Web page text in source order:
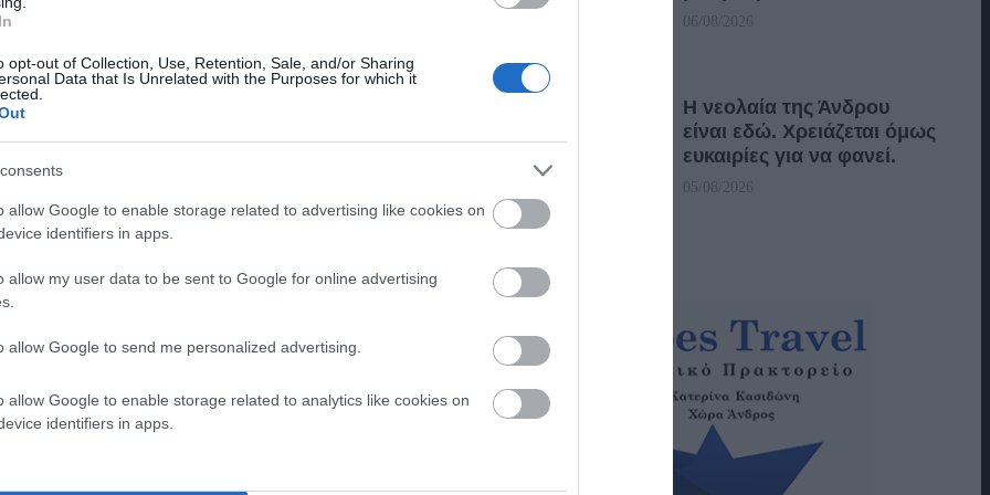
opt-out of Collection, Use, Retention, Sale, and/or Sharing
Data that Is Unrelated with the Purposes for which it
allow Google to enable storage related to advertising like cookies on
identifiers in apps.
allow my user data to be sent to Google for online advertising
allow Google to send me personalized advertising.
allow Google to enable storage related to analytics like cookies on
identifiers in apps.
ΤΗΝ ΠΡΟΣΕΧΗ ΕΒΔΟΜΑΔΑ
11/02/2022) προγραμματίζει ο Δήμος Άνδρου, σε
θα πραγματοποιείται:
το μεσημέρι,
10 το πρωί έως και τις 3 το μεσημέρι
το μεσημέρι,
έως και τις 2 το μεσημέρι,
06/08/2026
Η νεολαία της Άνδρου
είναι εδώ. Χρειάζεται όμως
ευκαιρίες για να φανεί.
05/08/2026